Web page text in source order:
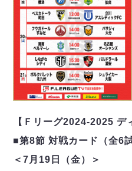
メットライフ生命Ｆ
試合日程・結果
大会概要
アリーナ情報
チケット情報
リガーレヴィア葛飾
Y．S．C．C．横浜
ヴィンセドール白山
アグレミーナ浜松
デウソン神戸
ポルセイド浜田
ミラクルスマイル新居
記念ゴール
ハットトリック
担当審判員
選手の通算記録（Ｆ
エスポラーダ北海道
バルドラール浦安
しながわシティ
立川アスレティックFC
DIVISION02
【Ｆリーグ2024-2025 デ
■第8節 対戦カード（全6
＜7月19日（金）＞